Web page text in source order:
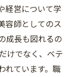
経営について学
容師としてのス
成長も図れるの
けでなく、ベテ
れています。職